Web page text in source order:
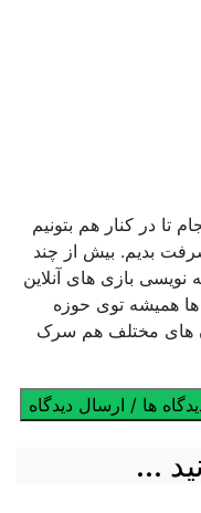
در کنار هم بتونیم
بدیم. بیش از چند
بازی های آنلاین
ها همیشه توی حوزه
های مختلف هم سرک
ها / ارسال دیدگاه
...